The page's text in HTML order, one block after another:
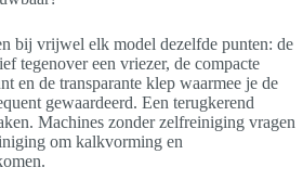
bij vrijwel elk model dezelfde punten: de
tegenover een vriezer, de compacte
en de transparante klep waarmee je de
gewaardeerd. Een terugkerend
Machines zonder zelfreiniging vragen
om kalkvorming en